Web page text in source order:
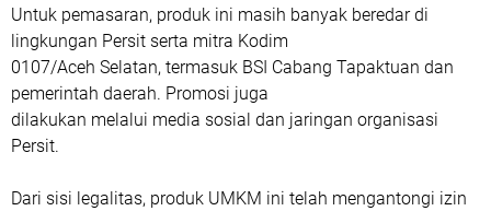
Untuk pemasaran, produk ini masih banyak beredar di
lingkungan Persit serta mitra Kodim
0107/Aceh Selatan, termasuk BSI Cabang Tapaktuan dan
pemerintah daerah. Promosi juga
dilakukan melalui media sosial dan jaringan organisasi
Persit.
Dari sisi legalitas, produk UMKM ini telah mengantongi izin